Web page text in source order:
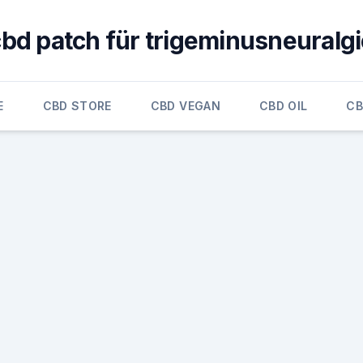
patch für
CBD STORE CBD VEGAN CBD OIL